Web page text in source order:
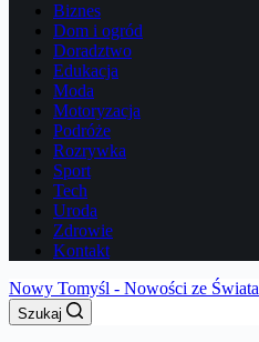
Biznes
Dom i ogród
Doradztwo
Edukacja
Moda
Motoryzacja
Podróże
Rozrywka
Sport
Tech
Uroda
Zdrowie
Kontakt
Nowy Tomyśl - Nowości ze Świata
Szukaj